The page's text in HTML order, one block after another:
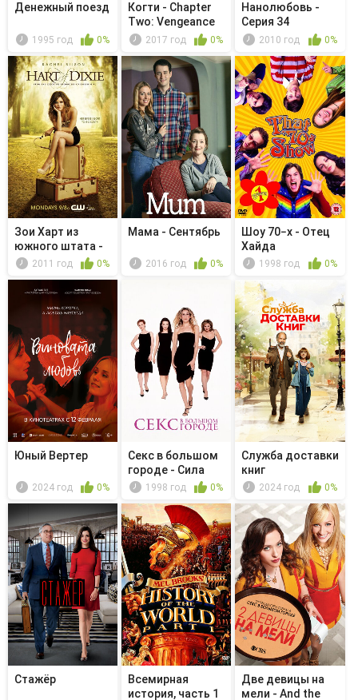
Денежный поезд
1995 год 0%
Когти - Chapter
Two: Vengeance
2017 год 0%
Нанолюбовь -
Серия 34
2010 год 0%
Зои Харт из
южного штата -
Встреча вы...
2011 год 0%
Мама - Сентябрь
2016 год 0%
Шоу 70−х - Отец
Хайда
1998 год 0%
Юный Вертер
2024 год 0%
Секс в большом
городе - Сила
обольщения
1998 год 0%
Служба доставки
книг
2024 год 0%
Стажёр
Всемирная
история, часть 1
Две девицы на
мели - And the